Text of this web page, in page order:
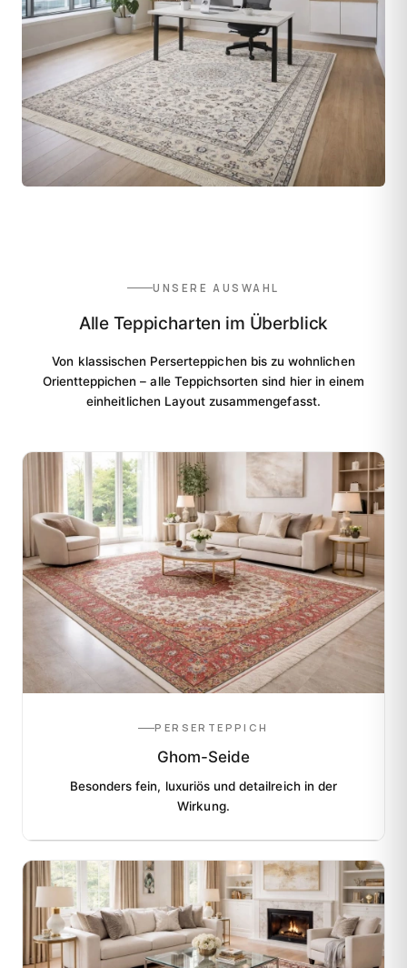
UNSERE AUSWAHL
Alle Teppicharten im Überblick
Von klassischen Perserteppichen bis zu wohnlichen
Orientteppichen – alle Teppichsorten sind hier in einem
einheitlichen Layout zusammengefasst.
PERSERTEPPICH
Ghom-Seide
Besonders fein, luxuriös und detailreich in der
Wirkung.